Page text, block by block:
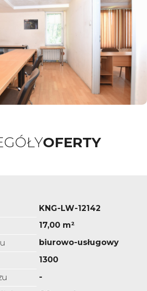
OFERTY
KNG-LW-12142
17,00 m²
biurowo-usługowy
1300
-